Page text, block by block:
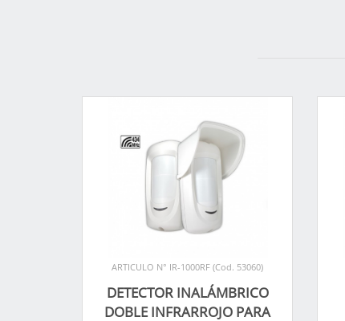
ARTICULO N° IR-1000RF (Cod. 53060)
DETECTOR INALÁMBRICO
DOBLE INFRARROJO PARA